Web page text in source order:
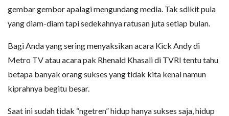
gembar gembor apalagi mengundang media. Tak sdikit pula
yang diam-diam tapi sedekahnya ratusan juta setiap bulan.
Bagi Anda yang sering menyaksikan acara Kick Andy di
Metro TV atau acara pak Rhenald Khasali di TVRI tentu tahu
betapa banyak orang sukses yang tidak kita kenal namun
kiprahnya begitu besar.
Saat ini sudah tidak “ngetren” hidup hanya sukses saja, hidup